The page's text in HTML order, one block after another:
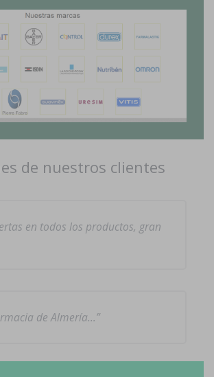
de nuestros clientes
en todos los productos, gran
de Almería…